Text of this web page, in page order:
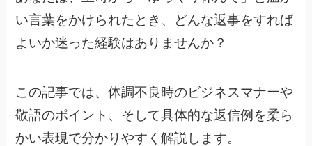
い言葉をかけられたとき、どんな返事をすれば
よいか迷った経験はありませんか？
この記事では、体調不良時のビジネスマナーや
敬語のポイント、そして具体的な返信例を柔ら
かい表現で分かりやすく解説します。